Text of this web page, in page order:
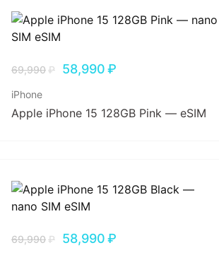
69,990₽ 58,990₽
iPhone
Apple iPhone 15 128GB Pink — eSIM
69,990₽ 58,990₽